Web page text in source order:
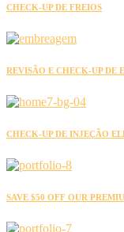
CHECK-UP DE FREIOS
REVISÃO E CHECK-UP DE
CHECK-UP DE INJEÇÃO
SAVE $50 OFF OUR